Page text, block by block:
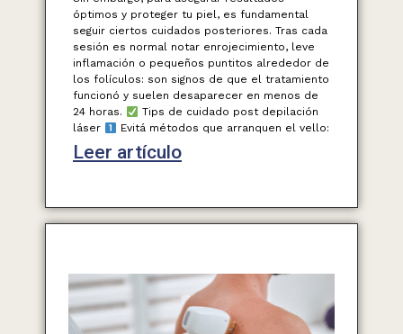
óptimos y proteger tu piel, es fundamental
seguir ciertos cuidados posteriores. Tras cada
sesión es normal notar enrojecimiento, leve
inflamación o pequeños puntitos alrededor de
los folículos: son signos de que el tratamiento
funcionó y suelen desaparecer en menos de
24 horas.
Tips de cuidado post depilación
láser
Evitá métodos que arranquen el vello:
Leer artículo